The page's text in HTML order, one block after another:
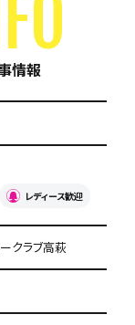
情報
レディース歓迎
クラブ高萩